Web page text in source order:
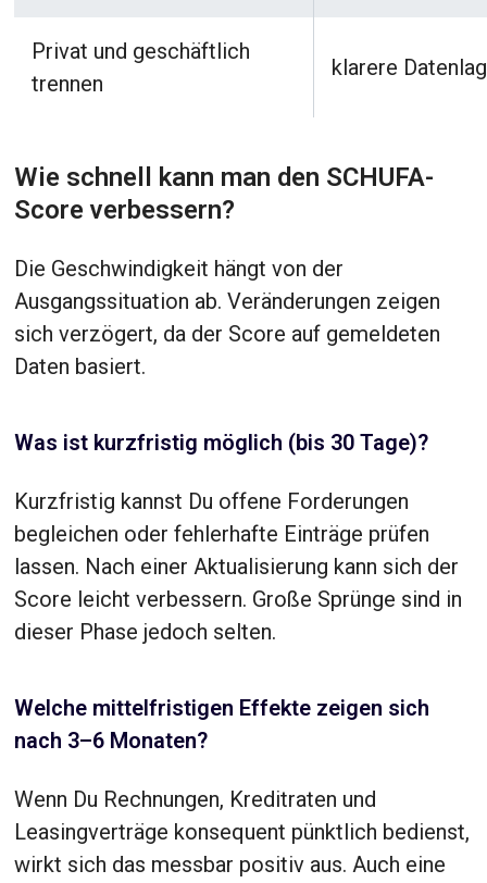
Privat und geschäftlich
trennen
klarere
Wie schnell kann man den SCHUFA-
Score verbessern?
Die Geschwindigkeit hängt von der
Ausgangssituation ab. Veränderungen zeigen
sich verzögert, da der Score auf gemeldeten
Daten basiert.
Was ist kurzfristig möglich (bis 30 Tage)?
Kurzfristig kannst Du offene Forderungen
begleichen oder fehlerhafte Einträge prüfen
lassen. Nach einer Aktualisierung kann sich der
Score leicht verbessern. Große Sprünge sind in
dieser Phase jedoch selten.
Welche mittelfristigen Effekte zeigen sich
nach 3–6 Monaten?
Wenn Du Rechnungen, Kreditraten und
Leasingverträge konsequent pünktlich bedienst,
wirkt sich das messbar positiv aus. Auch eine